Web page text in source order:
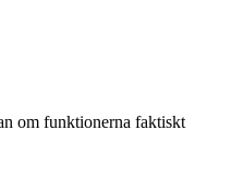
om funktionerna faktiskt